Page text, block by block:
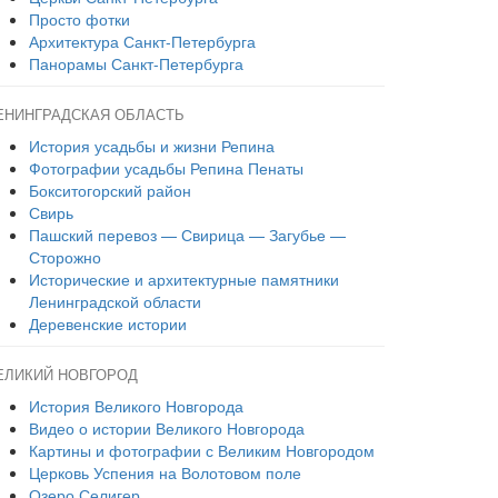
Просто фотки
Архитектура Санкт-Петербурга
Панорамы Санкт-Петербурга
ОБЛАСТЬ
История усадьбы и жизни Репина
Фотографии усадьбы Репина Пенаты
Бокситогорский район
Свирь
Пашский перевоз — Свирица — Загубье —
Сторожно
Исторические и архитектурные памятники
Ленинградской области
Деревенские истории
НОВГОРОД
История Великого Новгорода
Видео о истории Великого Новгорода
Картины и фотографии с Великим Новгородом
Церковь Успения на Волотовом поле